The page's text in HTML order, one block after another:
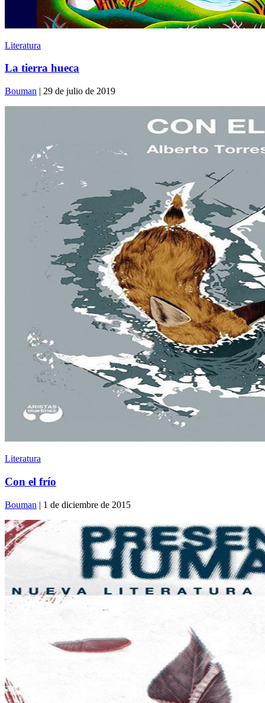
Literatura
La tierra hueca
Bouman | 29 de julio de 2019
Literatura
Con el frío
Bouman | 1 de diciembre de 2015